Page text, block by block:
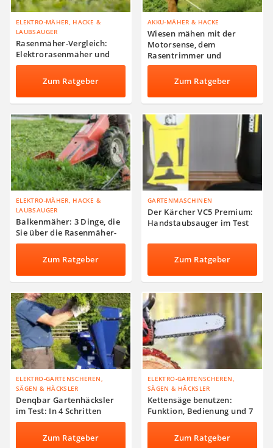
ELEKTRO-MÄHER, HACKE &
LAUBSAUGER
Rasenmäher-Vergleich:
Elektrorasenmäher und
Benzinrasenmäher
KaufberatungZum Ratgeber
AKKU-MÄHER & HACKE
Wiesen mähen mit der
Motorsense, dem
Rasentrimmer und
Freischneider
Zum Ratgeber
ELEKTRO-MÄHER, HACKE &
LAUBSAUGER
Balkenmäher: 3 Dinge, die
Sie über die Rasenmäher-
Alternative wissen müssen
Zum Ratgeber
GARTENMASCHINEN
Der Kärcher VC5 Premium:
Handstaubsauger im Test
Zum Ratgeber
ELEKTRO-GARTENSCHEREN,
SÄGEN & HÄCKSLER
Denqbar Gartenhäcksler
im Test: In 4 Schritten
Gartenabfälle kraftvoll
häckselnZum Ratgeber
ELEKTRO-GARTENSCHEREN,
SÄGEN & HÄCKSLER
Kettensäge benutzen:
Funktion, Bedienung und 7
wertvolle
Sicherheitshinweise
Zum Ratgeber